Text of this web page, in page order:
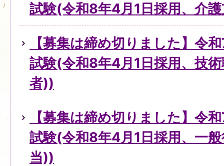
試験(令和8年4月1日採用、介
【募集は締め切りました】令
試験(令和8年4月1日採用、技
者))
【募集は締め切りました】令
試験(令和8年4月1日採用、一
当))